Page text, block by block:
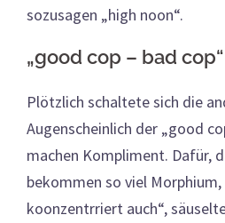
sozusagen „high noon“.
„good cop – bad cop“
Plötzlich schaltete sich die
Augenscheinlich der „good
machen Kompliment. Dafür,
bekommen so viel
koonzentrriert auch“,